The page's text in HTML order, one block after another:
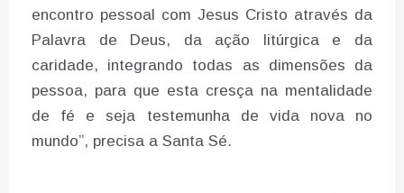
encontro pessoal com Jesus Cristo através da
Palavra de Deus, da ação litúrgica e da
caridade, integrando todas as dimensões da
pessoa, para que esta cresça na mentalidade
de fé e seja testemunha de vida nova no
mundo”, precisa a Santa Sé.